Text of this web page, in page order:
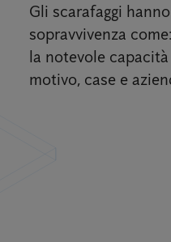
Gli scarafaggi
sopravvivenza
la notevole
motivo, case e